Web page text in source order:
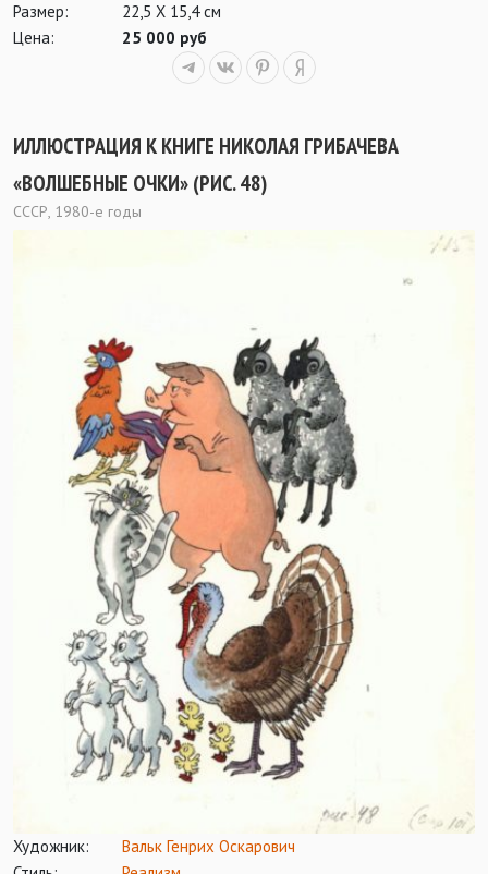
Размер:
22,5 Х 15,4 см
Цена:
25 000 руб
ИЛЛЮСТРАЦИЯ К КНИГЕ НИКОЛАЯ ГРИБАЧЕВА
«ВОЛШЕБНЫЕ ОЧКИ» (РИС. 48)
СССР, 1980-е годы
Художник:
Вальк Генрих Оскарович